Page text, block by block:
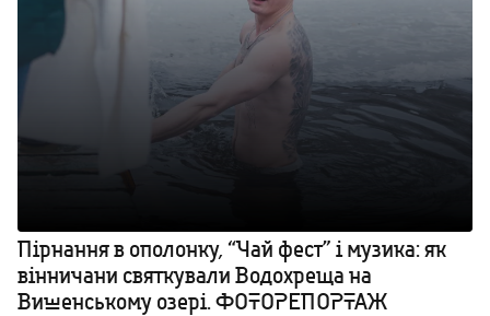
Пірнання в ополонку, “Чай фест” і музика: як
вінничани святкували Водохреща на
Вишенському озері. ФОТОРЕПОРТАЖ